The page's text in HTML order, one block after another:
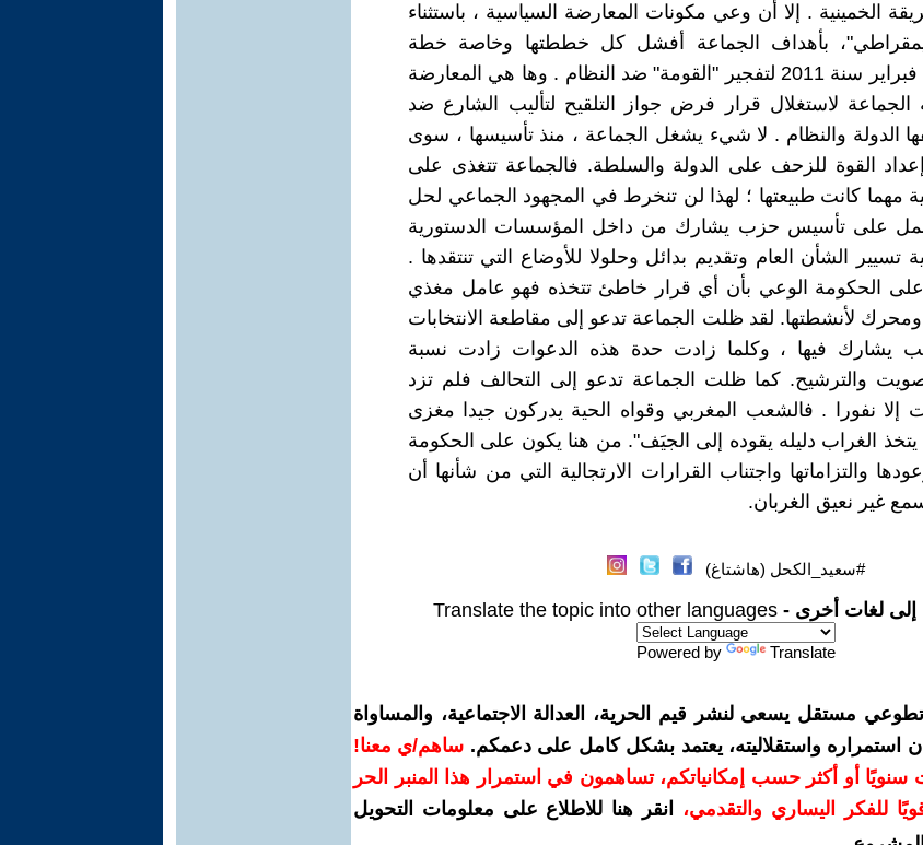
الخمينية . إلا أن وعي مكونات المعارضة السياسية ، باستثناء
بأهداف الجماعة أفشل كل خططتها وخاصة خطة
استغلال حركة 20 فبراير سنة 2011 لتفجير "القومة" ضد النظام . وها هي المعارضة
لاستغلال قرار فرض جواز التلقيح لتأليب الشارع ضد
الدولة والنظام . لا شيء يشغل الجماعة ، منذ تأسيسها ، سوى
القوة للزحف على الدولة والسلطة. فالجماعة تتغذى على
مهما كانت طبيعتها ؛ لهذا لن تنخرط في المجهود الجماعي لحل
على تأسيس حزب يشارك من داخل المؤسسات الدستورية
الشأن العام وتقديم بدائل وحلولا للأوضاع التي تنتقدها .
الحكومة الوعي بأن أي قرار خاطئ تتخذه فهو عامل مغذي
لأنشطتها. لقد ظلت الجماعة تدعو إلى مقاطعة الانتخابات
يشارك فيها ، وكلما زادت حدة هذه الدعوات زادت نسبة
والترشيح. كما ظلت الجماعة تدعو إلى التحالف فلم تزد
إلا نفورا . فالشعب المغربي وقواه الحية يدركون جيدا مغزى
يتخذ الغراب دليله يقوده إلى الجيَف". من هنا يكون على الحكومة
والتزاماتها واجتناب القرارات الارتجالية التي من شأنها أن
غير نعيق الغربان.
#سعيد_الكحل (هاشتاغ)
إلى لغات أخرى - Translate the topic into other languages
Powered by Translate
مستقل يسعى لنشر قيم الحرية، العدالة الاجتماعية، والمساواة
استمراره واستقلاليته، يعتمد بشكل كامل على دعمكم. ساهم/ي معنا!
10 دولارات سنويًا أو أكثر حسب إمكانياتكم، تساهمون في استمرار هذا المنبر الحر
للفكر اليساري والتقدمي،
انقر هنا للاطلاع على معلومات التحويل